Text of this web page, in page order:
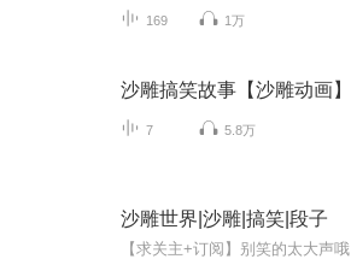
169 1万
沙雕搞笑故事【沙雕动画】
7 5.8万
沙雕世界|沙雕|搞笑|段子
【求关主+订阅】别笑的太大声哦